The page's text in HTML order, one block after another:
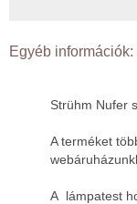
Egyéb információk:
Strühm Nufer
A terméket
A lámpatest